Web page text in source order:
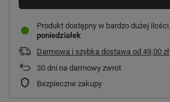
Produkt dostępny w bardzo dużej ilości
poniedziałek
Darmowa i szybka dostawa od 49,00 zł
30 dni na darmowy zwrot
Bezpieczne zakupy